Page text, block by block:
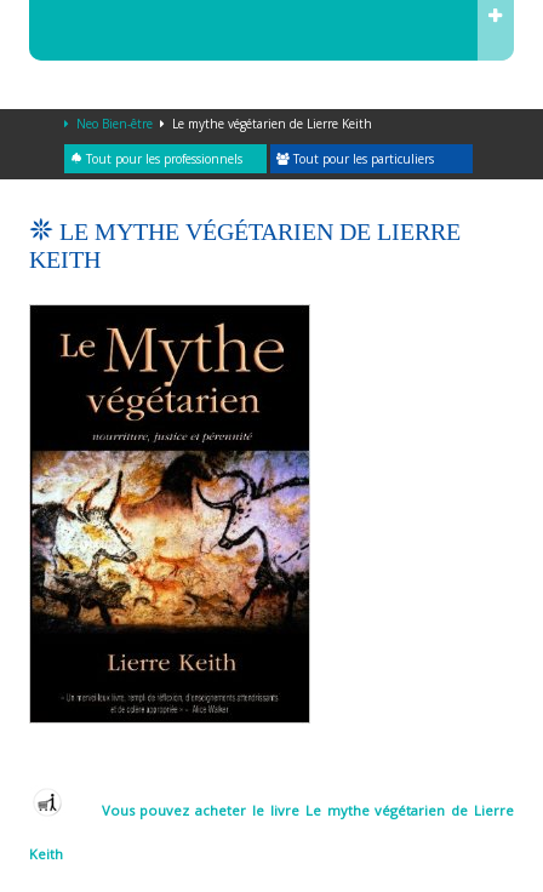
Neo Bien-être Le mythe végétarien de Lierre Keith
Tout pour les professionnels Tout pour les particuliers
LE MYTHE VÉGÉTARIEN DE LIERRE
KEITH
Vous pouvez acheter le livre Le mythe végétarien de Lierre
Keith